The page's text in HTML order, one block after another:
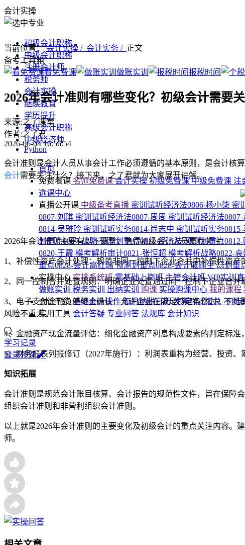
会计实操
初级会计职称
中级会计职称
注册会计师
税务师
会计实操
继续教育
学历提升
高级会计职称
中级经济师
Python
首页
免费看课 名师免费课会计实操初级免费课中级免费课 注
选课中心
直播公开课 中级备考直播 密训试听经济法0806-杨小柒 密
0807-刘琪 密训试听经济法0807-周周 密训试听经济法
0814-吴雅玲 密训试听实务0814-尚志中 密训试听实务0815-
划重点0807-战略预测划重点0811-经济法预测划重点0812-
0820-王霞 模考解析审计0821-张恒超 模考解析战略0822-袁
重点0828-会计高红瑞预测划重点0828-会计戚纯生💥划重
实操中心 实操系统班零基础上岗班主管会计班VIP实训
做账实训 税务实训 出纳实训 购课 实操购课中心 我的课程
会计干货基础会计操作每月纳税日历发票样式汇总 不同
实用工具 会计答疑 专业问答 法规库 会计知识
学习记录
登录领课
当前位置：会计实操 / 会计实务 / 正文
备考工具箱
看免费课
做账实训 报税时间
2026年会计准则有哪些变化？初级会计需要
来源:之了课堂
作者:之了君
2026-06-04 16:56:54
会计准则是会计人员从事会计工作必须遵循的基本原则，是会计核
会计需要关注什么？接下来，之了君就为大家展开讲解。
2026年会计准则主要有以下调整，值得初级会计人员重点关注：
1、补偿性资产会计处理：规范非同一控制下企业合并中补偿性资
2、同一控制合并处置规则：明确企业处置通过同一控制下企业合
3、电子支付金融负债终止确认：允许企业在满足特定条件时，于
风险不重大。
4、金融资产现金流量评估：细化金融资产利息构成要素的判定标
5、财务报表列报修订（2027年施行）：利润表重构为经营、投资
知识拓展
会计准则是规范会计账目核算、会计报告的规范性文件，旨在保障
组织会计准则和非营利组织会计准则。
以上就是2026年会计准则的主要变化及初级会计的重点关注内容
师。